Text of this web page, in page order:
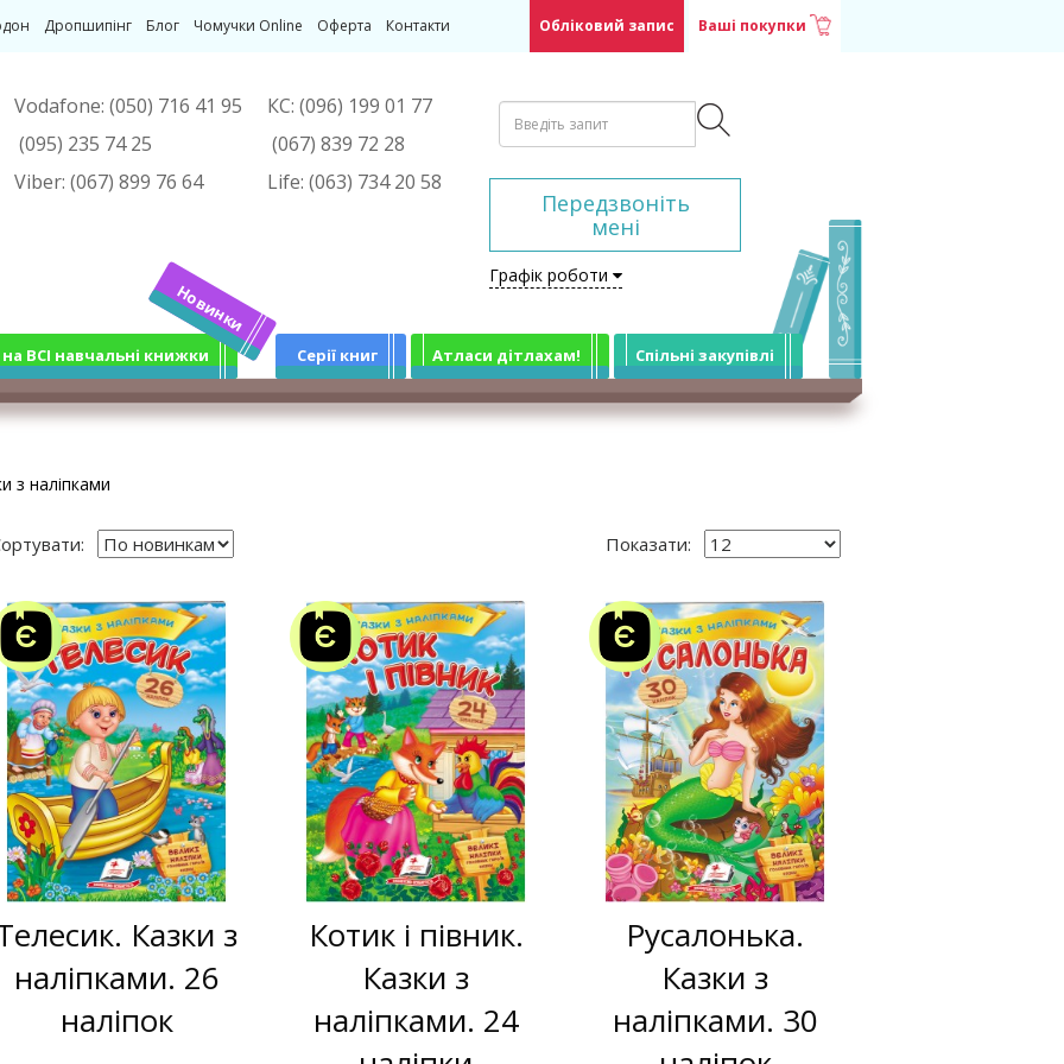
Дропшипінг Блог Чомучки Online Оферта Контакти Обліковий запис Ваші покупки
Vodafone: (050) 716 41 95
(095) 235 74 25
Viber: (067) 899 76 64
КС: (096) 199 01 77
(067) 839 72 28
Life: (063) 734 20 58
Передзвоніть
мені
Графік роботи
ВСІ навчальні книжки
Новинки
Серії книг Атласи дітлахам! Спільні закупівлі
з наліпками
Показати:
Казки з
наліпками. 26
наліпок
Котик і півник.
Казки з
наліпками. 24
Русалонька.
Казки з
наліпками. 30